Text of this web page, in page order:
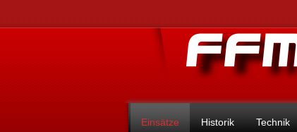
Einsätze Historik Technik